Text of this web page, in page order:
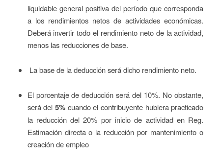
liquidable general positiva del período que corresponda
a los rendimientos netos de actividades económicas.
Deberá invertir todo el rendimiento neto de la actividad,
menos las reducciones de base.
La base de la deducción será dicho rendimiento neto.
El porcentaje de deducción será del 10%. No obstante,
será del 5% cuando el contribuyente hubiera practicado
la reducción del 20% por inicio de actividad en Reg.
Estimación directa o la reducción por mantenimiento o
creación de empleo